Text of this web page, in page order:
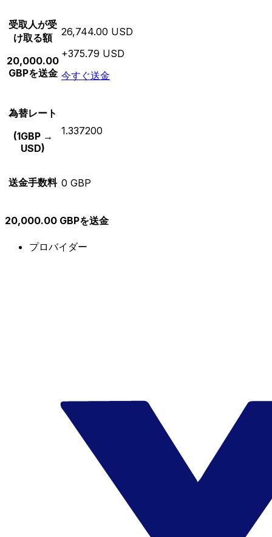
受取人が受
け取る額
20,000.00
GBPを送金
26,744.00 USD
+375.79 USD
今すぐ送金
為替レート
(1GBP →
USD)
1.337200
送金手数料 0 GBP
20,000.00 GBPを送金
プロバイダー